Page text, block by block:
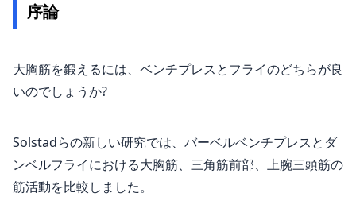
序論
大胸筋を鍛えるには、ベンチプレスとフライのどちらが良
いのでしょうか?
Solstadらの新しい研究では、バーベルベンチプレスとダ
ンベルフライにおける大胸筋、三角筋前部、上腕三頭筋の
筋活動を比較しました。